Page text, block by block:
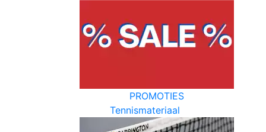
PROMOTIES
Tennismateriaal